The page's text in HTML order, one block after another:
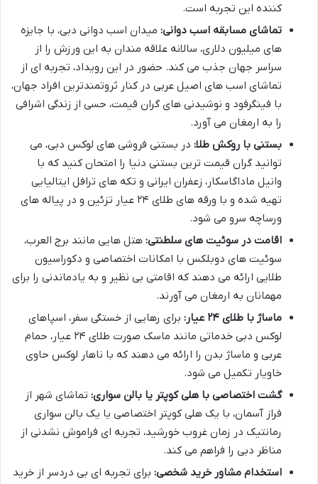
کننده این تجربه است.
تماشای مسابقه اسب دوانی: میدان اسب دوانی دبی، با جایزه
های میلیون دلاری، سالانه علاقه مندان به این ورزش را از
سراسر جهان جذب می کند. حضور در این رویداد، تجربه ای از
تماشای اسب های اصیل عربی در کنار ثروتمندترین افراد جهان،
با فینگرفود و نوشیدنی های گران قیمت، حسی از زندگی اشرافی
را به ارمغان می آورد.
بستنی با روکش طلا: در بستنی فروشی های لوکس دبی، می
توانید گران قیمت ترین بستنی دنیا را امتحان کنید که با
وانیل ماداگاسکار، زعفران ایرانی و تکه های ترافل ایتالیایی
تهیه شده و با ورقه های طلای ۲۴ عیار تزئین و در پیاله های
ورساچه سرو می شود.
اقامت در سوئیت های سلطنتی: هتل هایی مانند برج العرب،
سوئیت های دوبلکس با امکانات اختصاصی و دکوراسیون
طلایی ارائه می دهند که اقامتی بی نظیر و به یادماندنی را برای
مهمانان به ارمغان می آورند.
ماساژ با طلای ۲۴ عیار:
برای رهایی از خستگی سفر، اسپاهای
لوکس دبی خدماتی مانند ماسک صورت طلای ۲۴ عیار، حمام
عربی و ماساژ بدن را ارائه می دهند که با ناهار لوکس حاوی
خاویار تکمیل می شود.
گشت اختصاصی با هلی کوپتر یا بالن سواری: تماشای شهر از
فراز آسمان، با یک هلی کوپتر اختصاصی یا یک بالن سواری
رمانتیک در زمان غروب خورشید، تجربه ای فراموش نشدنی از
مناظر دبی را فراهم می کند.
استخدام مشاور خرید شخصی: برای تجربه ای بی دردسر از خرید